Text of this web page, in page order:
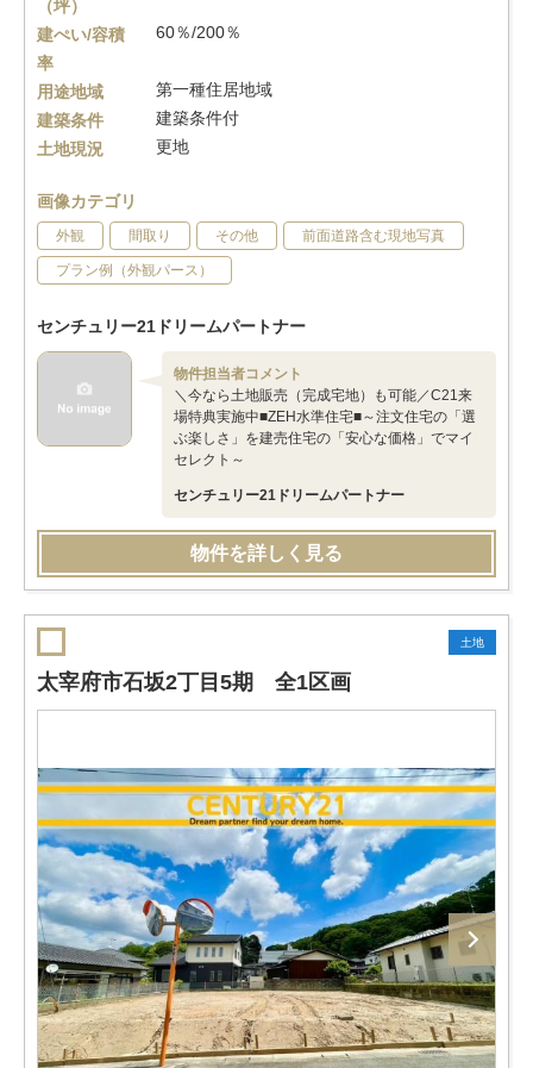
（坪）
建ぺい/容積
率
60％/200％
用途地域
第一種住居地域
建築条件
建築条件付
土地現況
更地
画像カテゴリ
外観 間取り その他 前面道路含む現地写真
プラン例（外観パース）
センチュリー21ドリームパートナー
物件担当者コメント
＼今なら土地販売（完成宅地）も可能／C21来
場特典実施中■ZEH水準住宅■～注文住宅の「選
ぶ楽しさ」を建売住宅の「安心な価格」でマイ
セレクト～
センチュリー21ドリームパートナー
物件を詳しく見る
土地
太宰府市石坂2丁目5期 全1区画